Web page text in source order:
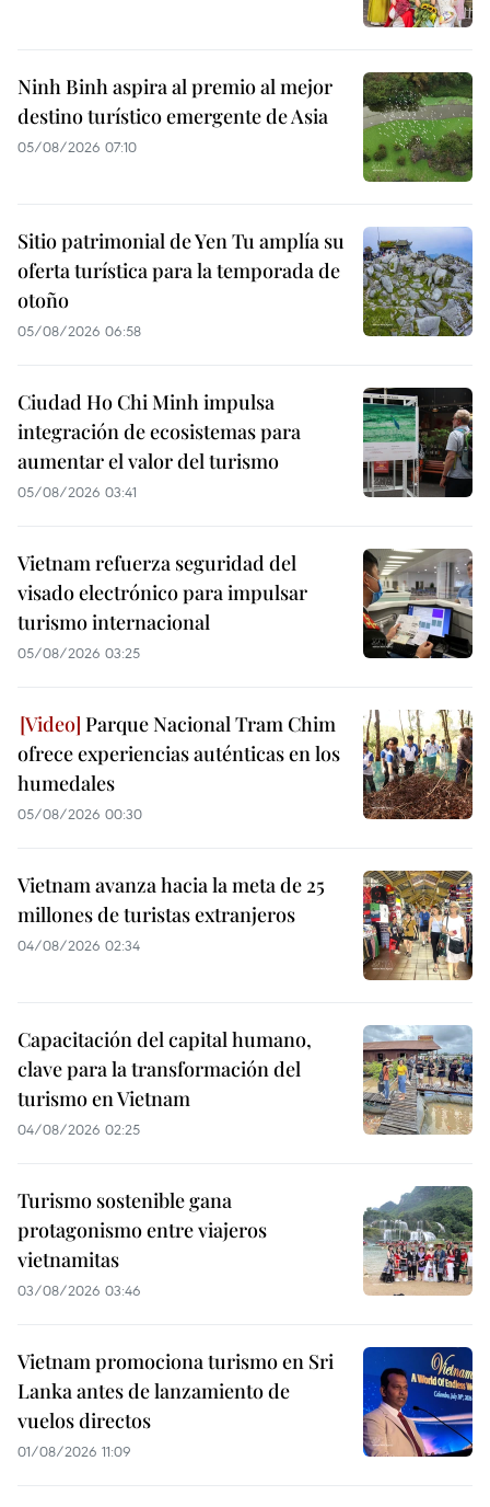
Ninh Binh aspira al premio al mejor
destino turístico emergente de Asia
05/08/2026 07:10
Sitio patrimonial de Yen Tu amplía su
oferta turística para la temporada de
otoño
05/08/2026 06:58
Ciudad Ho Chi Minh impulsa
integración de ecosistemas para
aumentar el valor del turismo
05/08/2026 03:41
Vietnam refuerza seguridad del
visado electrónico para impulsar
turismo internacional
05/08/2026 03:25
Parque Nacional Tram Chim
ofrece experiencias auténticas en los
humedales
05/08/2026 00:30
Vietnam avanza hacia la meta de 25
millones de turistas extranjeros
04/08/2026 02:34
Capacitación del capital humano,
clave para la transformación del
turismo en Vietnam
04/08/2026 02:25
Turismo sostenible gana
protagonismo entre viajeros
vietnamitas
03/08/2026 03:46
Vietnam promociona turismo en Sri
Lanka antes de lanzamiento de
vuelos directos
01/08/2026 11:09